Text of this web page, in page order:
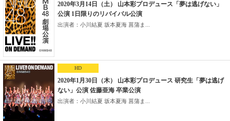
2020年3月14日（土） 山本彩プロデュース「夢は逃げない」
公演 1日限りのリバイバル公演
出演者：小川結夏 坂本夏海 菖蒲ま...
HD
2020年1月30日（木） 山本彩プロデュース 研究生「夢は逃げ
ない」公演 佐藤亜海 卒業公演
出演者：小川結夏 坂本夏海 菖蒲ま...